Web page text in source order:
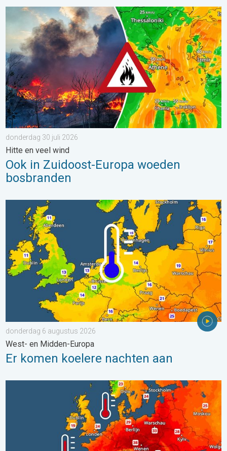
Ook in Zuidoost-Europa woeden bosbranden. Hitte en veel
donderdag 30 juli 2026
Hitte en veel wind
Ook in Zuidoost-Europa woeden
bosbranden
Er komen koelere nachten aan. West- en Midden-Europa. . .
donderdag 6 augustus 2026
West- en Midden-Europa
Er komen koelere nachten aan
Europese zeeën zijn ongewoon warm. Tot 30 graden. . .